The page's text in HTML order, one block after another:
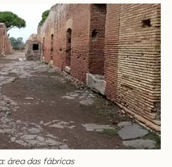
área das fábricas